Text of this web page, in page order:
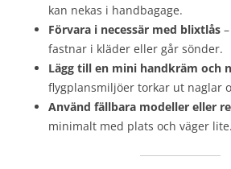
kan nekas i handbagage.
Förvara i necessär med blixtlås
fastnar i kläder eller går sönder.
Lägg till en mini handkräm och
flygplansmiljöer torkar ut naglar
Använd fällbara modeller eller
minimalt med plats och väger lite.